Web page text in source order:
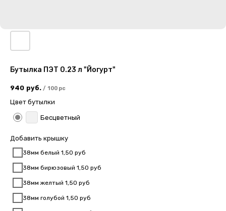
Бутылка ПЭТ 0.23 л "Йогурт"
940 руб. / 100 pc
Цвет бутылки
Бесцветный
Добавить крышку
38мм белый 1,50 руб
38мм бирюзовый 1,50 руб
38мм желтый 1,50 руб
38мм голубой 1,50 руб